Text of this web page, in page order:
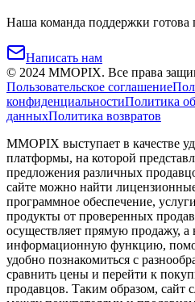
Наша команда поддержки
Написать нам
© 2024 MMOPIX. Все права
Пользовательское соглашение
конфиденциальностиПолитика
данныхПолитика возвратов
MMOPIX выступает в качестве
платформы, на которой
предложения различных
сайте можно найти
программное обеспечение,
продукты от проверенных
осуществляет прямую продажу, а
информационную функцию,
удобно познакомиться с
сравнить цены и перейти к
продавцов. Таким образом, сайт